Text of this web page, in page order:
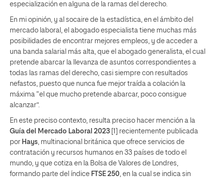
especialización en alguna de la ramas del derecho.
En mi opinión, y al socaire de la estadística, en el ámbito del
mercado laboral, el abogado especialista tiene muchas más
posibilidades de encontrar mejores empleos, y de acceder a
una banda salarial más alta, que el abogado generalista, el cual
pretende abarcar la llevanza de asuntos correspondientes a
todas las ramas del derecho, casi siempre con resultados
nefastos, puesto que nunca fue mejor traída a colación la
máxima “el que mucho pretende abarcar, poco consigue
alcanzar”.
En este preciso contexto, resulta preciso hacer mención a la
Guía del Mercado Laboral 2023 [1] recientemente publicada
por Hays , multinacional británica que ofrece servicios de
contratación y recursos humanos en 33 países de todo el
mundo, y que cotiza en la Bolsa de Valores de Londres,
formando parte del índice FTSE 250 , en la cual se indica sin